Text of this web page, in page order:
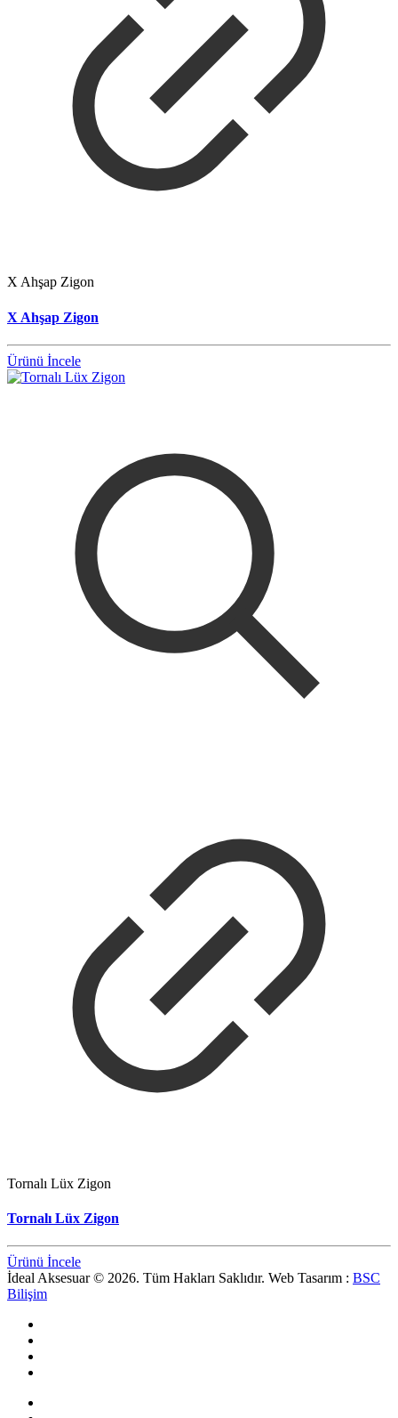
X Ahşap Zigon
X Ahşap Zigon
Ürünü İncele
Tornalı Lüx Zigon
Tornalı Lüx Zigon
Ürünü İncele
İdeal Aksesuar © 2026. Tüm Hakları Saklıdır. Web Tasarım : BSC
Bilişim